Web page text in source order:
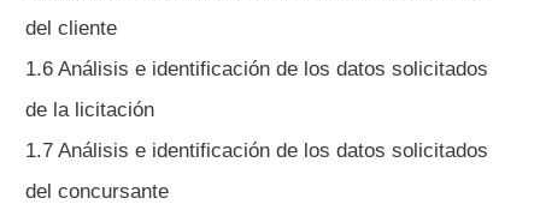
del cliente
1.6 Análisis e identificación de los datos solicitados
de la licitación
1.7 Análisis e identificación de los datos solicitados
del concursante